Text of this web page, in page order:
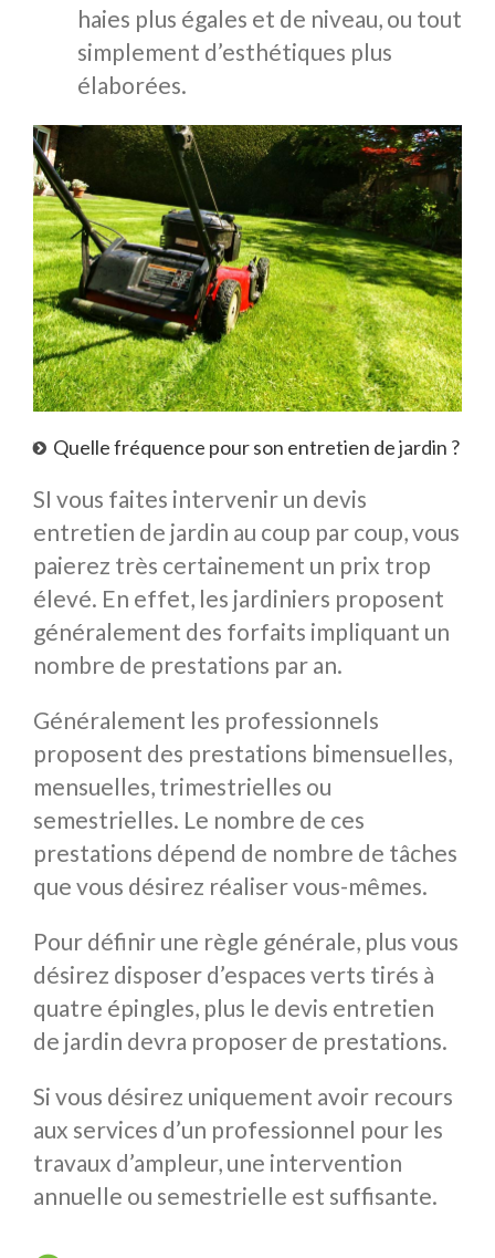
haies plus égales et de niveau, ou tout
simplement d’esthétiques plus
élaborées.
Quelle fréquence pour son entretien de jardin ?
SI vous faites intervenir un devis
entretien de jardin au coup par coup, vous
paierez très certainement un prix trop
élevé. En effet, les jardiniers proposent
généralement des forfaits impliquant un
nombre de prestations par an.
Généralement les professionnels
proposent des prestations bimensuelles,
mensuelles, trimestrielles ou
semestrielles. Le nombre de ces
prestations dépend de nombre de tâches
que vous désirez réaliser vous-mêmes.
Pour définir une règle générale, plus vous
désirez disposer d’espaces verts tirés à
quatre épingles, plus le devis entretien
de jardin devra proposer de prestations.
Si vous désirez uniquement avoir recours
aux services d’un professionnel pour les
travaux d’ampleur, une intervention
annuelle ou semestrielle est suffisante.